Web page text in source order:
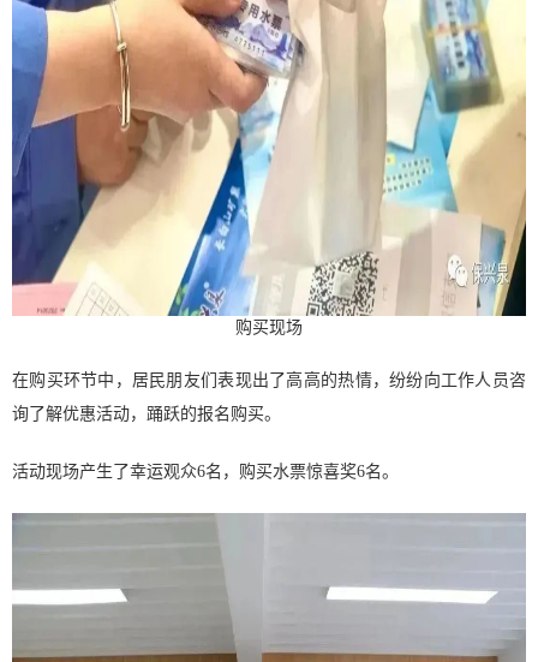
购买现场
在购买环节中，居民朋友们表现出了高高的热情，纷纷向工作人员咨
询了解优惠活动，踊跃的报名购买。
活动现场产生了幸运观众6名，购买水票惊喜奖6名。